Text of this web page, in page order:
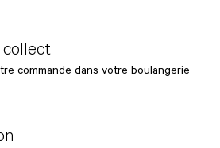
collect
commande dans votre boulangerie